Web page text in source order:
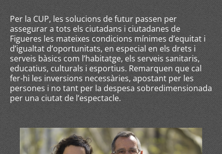
Per la CUP, les solucions de futur passen per
assegurar a tots els ciutadans i ciutadanes de
Figueres les mateixes condicions mínimes d’equitat i
d’igualtat d’oportunitats, en especial en els drets i
serveis bàsics com l’habitatge, els serveis sanitaris,
educatius, culturals i esportius. Remarquen que cal
fer-hi les inversions necessàries, apostant per les
persones i no tant per la despesa sobredimensionada
per una ciutat de l’espectacle.